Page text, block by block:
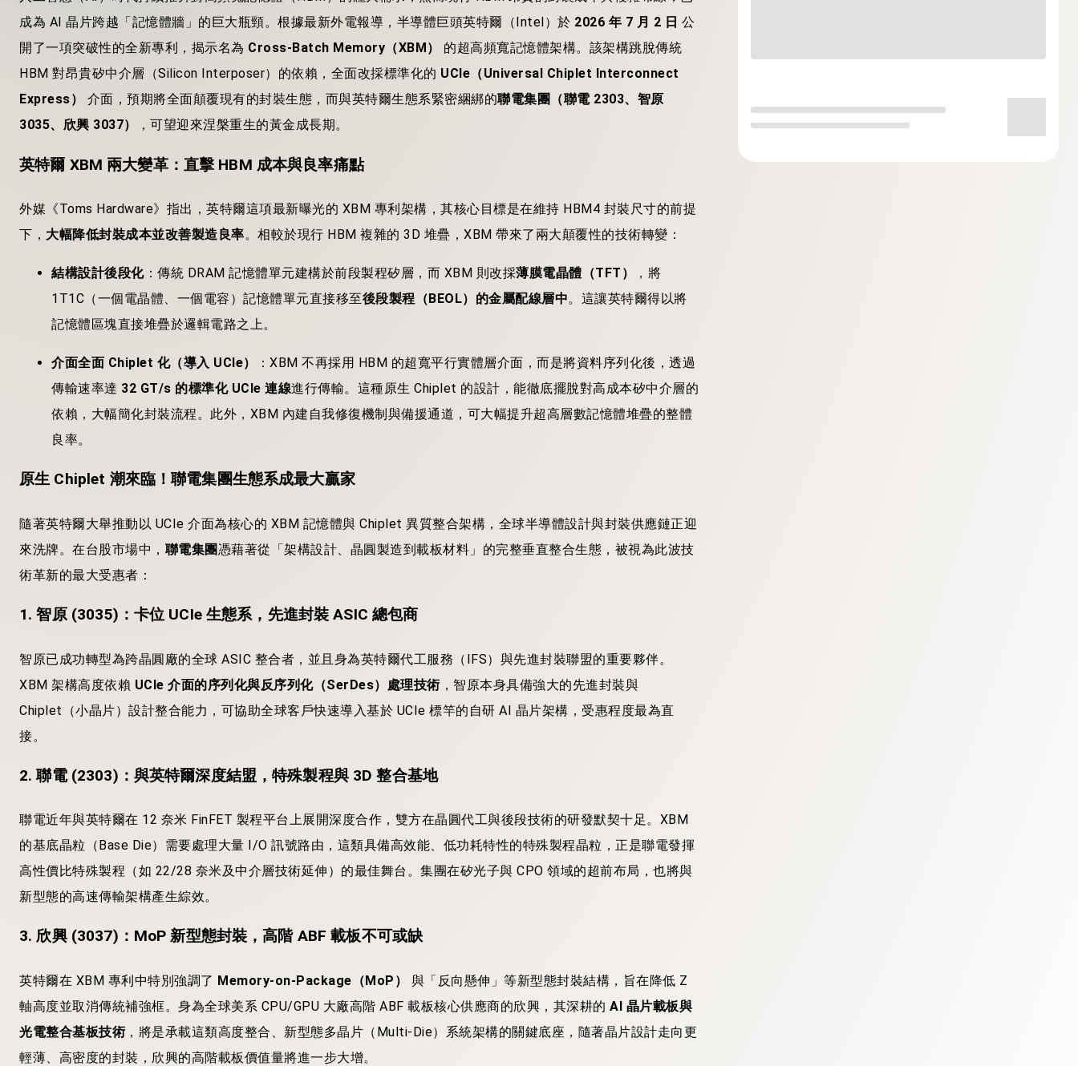
成為 AI 晶片跨越「記憶體牆」的巨大瓶頸。根據最新外電報導，半導體巨頭英特爾（Intel）於 2026 年 7 月 2 日 公
開了一項突破性的全新專利，揭示名為 Cross-Batch Memory（XBM）
的超高頻寬記憶體架構。該架構跳脫傳統
HBM 對昂貴矽中介層（Silicon Interposer）的依賴，全面改採標準化的 UCIe（Universal Chiplet Interconnect
Express）
介面，預期將全面顛覆現有的封裝生態，而與英特爾生態系緊密綑綁的聯電集團（聯電 2303、智原
3035、欣興 3037）
，可望迎來涅槃重生的黃金成長期。
英特爾 XBM 兩大變革：直擊 HBM 成本與良率痛點
外媒《Toms Hardware》指出，英特爾這項最新曝光的 XBM 專利架構，其核心目標是在維持 HBM4 封裝尺寸的前提
下， 大幅降低封裝成本並改善製造良率。相較於現行 HBM 複雜的 3D 堆疊，XBM 帶來了兩大顛覆性的技術轉變：
結構設計後段化：傳統 DRAM 記憶體單元建構於前段製程矽層，而 XBM 則改採薄膜電晶體（TFT）
，將
1T1C（一個電晶體、一個電容）記憶體單元直接移至後段製程（BEOL）的金屬配線層中。這讓英特爾得以將
記憶體區塊直接堆疊於邏輯電路之上。
介面全面 Chiplet 化（導入 UCIe）
：XBM 不再採用 HBM 的超寬平行實體層介面，而是將資料序列化後，透過
傳輸速率達 32 GT/s 的標準化 UCIe 連線進行傳輸。這種原生 Chiplet 的設計，能徹底擺脫對高成本矽中介層的
依賴，大幅簡化封裝流程。此外，XBM 內建自我修復機制與備援通道，可大幅提升超高層數記憶體堆疊的整體
良率。
原生 Chiplet 潮來臨！聯電集團生態系成最大贏家
隨著英特爾大舉推動以 UCIe 介面為核心的 XBM 記憶體與 Chiplet 異質整合架構，全球半導體設計與封裝供應鏈正迎
來洗牌。在台股市場中， 聯電集團憑藉著從「架構設計、晶圓製造到載板材料」的完整垂直整合生態，被視為此波技
術革新的最大受惠者：
1. 智原 (3035)：卡位 UCIe 生態系，先進封裝 ASIC 總包商
智原已成功轉型為跨晶圓廠的全球 ASIC 整合者，並且身為英特爾代工服務（IFS）與先進封裝聯盟的重要夥伴。
XBM 架構高度依賴 UCIe 介面的序列化與反序列化（SerDes）處理技術，智原本身具備強大的先進封裝與
Chiplet（小晶片）設計整合能力，可協助全球客戶快速導入基於 UCIe 標竿的自研 AI 晶片架構，受惠程度最為直
接。
2. 聯電 (2303)：與英特爾深度結盟，特殊製程與 3D 整合基地
聯電近年與英特爾在 12 奈米 FinFET 製程平台上展開深度合作，雙方在晶圓代工與後段技術的研發默契十足。XBM
的基底晶粒（Base Die）需要處理大量 I/O 訊號路由，這類具備高效能、低功耗特性的特殊製程晶粒，正是聯電發揮
高性價比特殊製程（如 22/28 奈米及中介層技術延伸）的最佳舞台。集團在矽光子與 CPO 領域的超前布局，也將與
新型態的高速傳輸架構產生綜效。
3. 欣興 (3037)：MoP 新型態封裝，高階 ABF 載板不可或缺
英特爾在 XBM 專利中特別強調了 Memory-on-Package（MoP）
與「反向懸伸」等新型態封裝結構，旨在降低 Z
軸高度並取消傳統補強框。身為全球美系 CPU/GPU 大廠高階 ABF 載板核心供應商的欣興，其深耕的 AI 晶片載板與
光電整合基板技術，將是承載這類高度整合、新型態多晶片（Multi-Die）系統架構的關鍵底座，隨著晶片設計走向更
輕薄、高密度的封裝，欣興的高階載板價值量將進一步大增。